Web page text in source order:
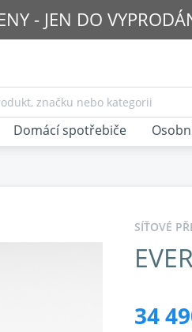
- JEN DO
SÍŤOVÉ
34
Domácí spotřebiče